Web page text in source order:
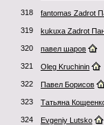
318 fantomas Zadrot
319 kukuxa Zadrot
320 павел шаров
321 Oleg Kruchinin
322 Павел Борисов
323 Татьяна
324 Evgeniy Lutsko